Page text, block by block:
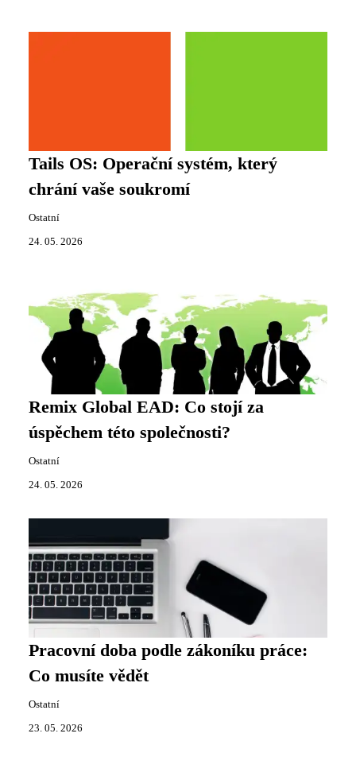
Tails OS: Operační systém, který
chrání vaše soukromí
Ostatní
24. 05. 2026
Remix Global EAD: Co stojí za
úspěchem této společnosti?
Ostatní
24. 05. 2026
Pracovní doba podle zákoníku práce:
Co musíte vědět
Ostatní
23. 05. 2026